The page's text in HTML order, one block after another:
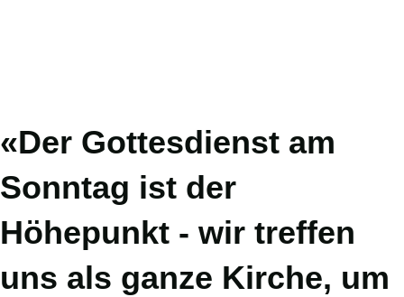
«Der Gottesdienst am
Sonntag ist der
Höhepunkt - wir treffen
uns als ganze Kirche, um